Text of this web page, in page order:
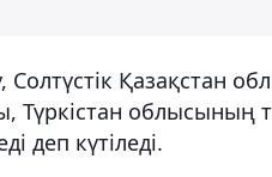
Қазақстан
Түркістан
деп күтіледі.